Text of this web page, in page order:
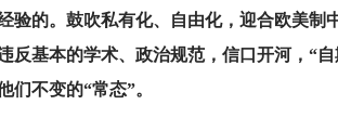
验的。鼓吹私有化、自由化，迎合欧美制
反基本的学术、政治规范，信口开河，“
们不变的“常态”。